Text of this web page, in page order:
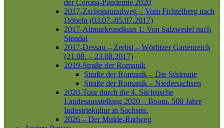
der Corona-Pandemie 2020
2017-Zschopauradweg – Vom Fichtelberg nach
Döbeln (03.07.-05.07.2017)
2017-Altmarkrundkurs 1: Von Salzwedel nach
Stendal
2017-Dessau – Zerbst – Wörlitzer Gartenreich
(21.08. – 23.08.2017)
2019-Straße der Romanik
Straße der Romanik – Die Südroute
Straße der Romanik – Niedersachsen
2020-Tour durch die 4. Sächsische
Landesausstellung 2020 – Boom. 500 Jahre
Industriekultur in Sachsen.
2026 – Der Mulde-Radweg